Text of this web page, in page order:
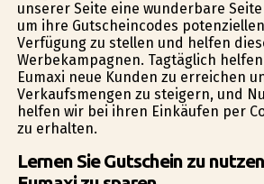
unserer Seite eine wunderbare
um ihre Gutscheincodes
Verfügung zu stellen und helfen
Werbekampagnen. Tagtäglich
Eumaxi neue Kunden zu erreichen
Verkaufsmengen zu steigern, und
helfen wir bei ihren Einkäufen per
zu erhalten.
Lernen Sie Gutschein zu